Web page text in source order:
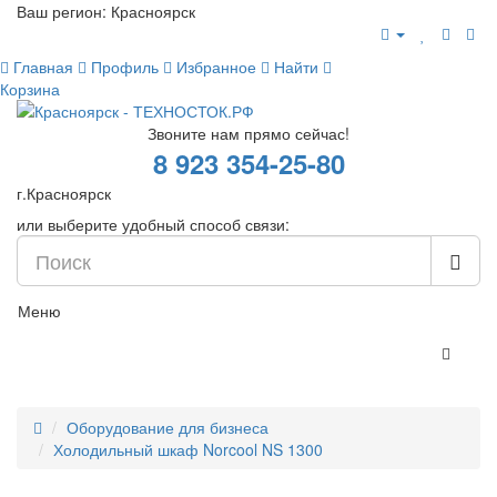
Ваш регион: Красноярск
Главная Профиль Избранное
Найти
Корзина
Звоните нам прямо сейчас!
8 923 354-25-80
г.Красноярск
или выберите удобный способ связи:
Меню
Оборудование для бизнеса
Холодильный шкаф Norcool NS 1300